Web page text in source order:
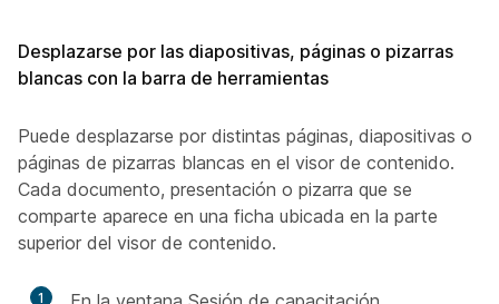
Desplazarse por las diapositivas, páginas o pizarras
blancas con la barra de herramientas
Puede desplazarse por distintas páginas, diapositivas o
páginas de pizarras blancas en el visor de contenido.
Cada documento, presentación o pizarra que se
comparte aparece en una ficha ubicada en la parte
superior del visor de contenido.
1